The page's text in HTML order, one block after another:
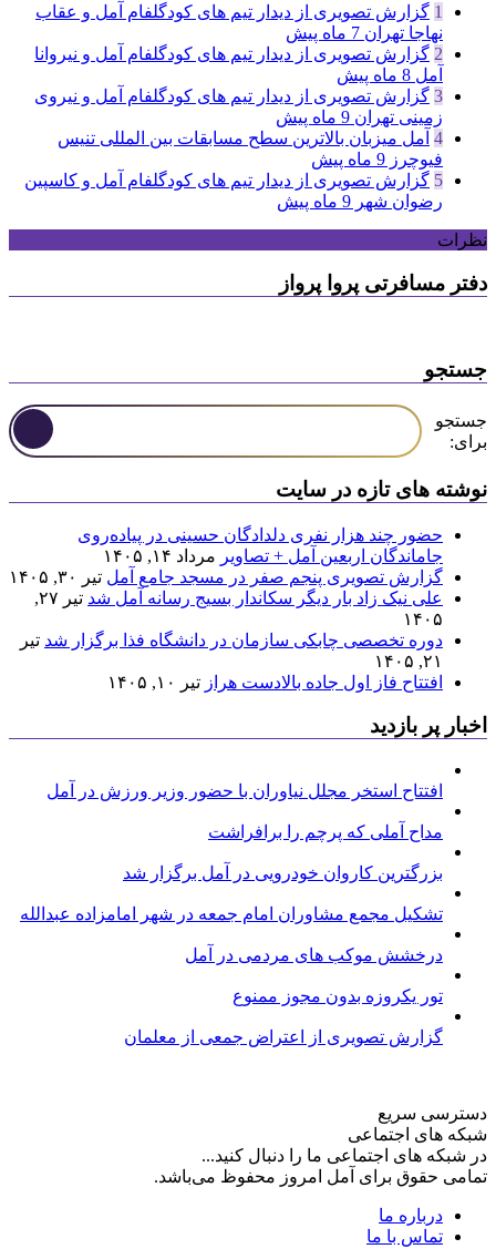
1 گزارش تصویری از دیدار تیم های کودگلفام آمل و عقاب
نهاجا تهران 7 ماه پیش
2 گزارش تصویری از دیدار تیم های کودگلفام آمل و نیروانا
آمل 8 ماه پیش
3 گزارش تصویری از دیدار تیم های کودگلفام آمل و نیروی
زمینی تهران 9 ماه پیش
4 آمل میزبان بالاترین سطح مسابقات بین المللی تنیس
فیوچرز 9 ماه پیش
5 گزارش تصویری از دیدار تیم های کودگلفام آمل و کاسپین
رضوان شهر 9 ماه پیش
نظرات
دفتر مسافرتی پروا پرواز
جستجو
جستجو
برای:
نوشته های تازه در سایت
حضور چند هزار نفری دلدادگان حسینی در پیاده‌روی
جاماندگان اربعین آمل + تصاویر مرداد ۱۴, ۱۴۰۵
گزارش تصویری پنجم صفر در مسجد جامع آمل تیر ۳۰, ۱۴۰۵
علی نیک زاد بار دیگر سکاندار بسیج رسانه آمل شد
تیر ۲۷,
۱۴۰۵
دوره تخصصی چابکی سازمان در دانشگاه فذا برگزار شد تیر
۲۱, ۱۴۰۵
افتتاح فاز اول جاده بالادست هراز تیر ۱۰, ۱۴۰۵
اخبار پر بازدید
افتتاح استخر مجلل نیاوران با حضور وزیر ورزش در آمل
مداح آملی که پرچم را برافراشت
بزرگترین کاروان خودرویی در آمل برگزار شد
تشکیل مجمع مشاوران امام جمعه در شهر امامزاده عبدالله
درخشش موکب های مردمی در آمل
تور یکروزه بدون مجوز ممنوع
گزارش تصویری از اعتراض جمعی از معلمان
دسترسی سریع
شبکه های اجتماعی
در شبکه های اجتماعی ما را دنبال کنید...
تمامی حقوق برای آمل امروز محفوظ می‌باشد.
درباره ما
تماس با ما